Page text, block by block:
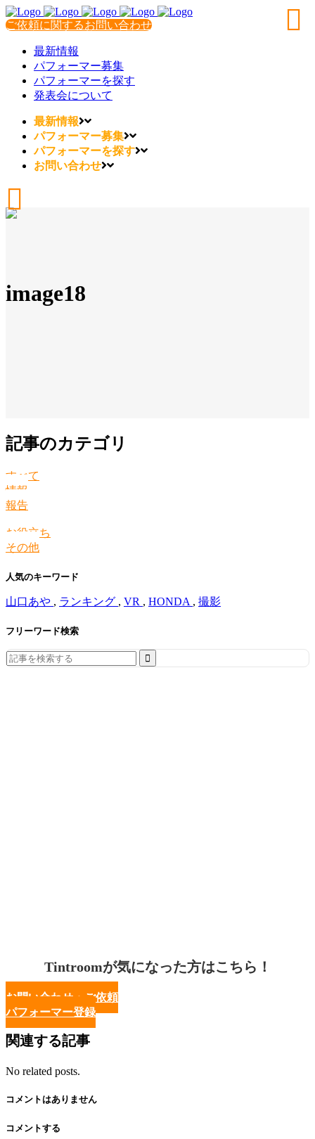
ご依頼に関するお問い合わせ
最新情報
パフォーマー募集
パフォーマーを探す
発表会について
最新情報
パフォーマー募集
パフォーマーを探す
お問い合わせ
image18
記事のカテゴリ
すべて
情報
報告
お役立ち
その他
人気のキーワード
山口あや , ランキング , VR , HONDA , 撮影
フリーワード検索
Search
for:
Tintroomが気になった方はこちら！
お問い合わせ・ご依頼
パフォーマー登録
関連する記事
No related posts.
コメントはありません
コメントする